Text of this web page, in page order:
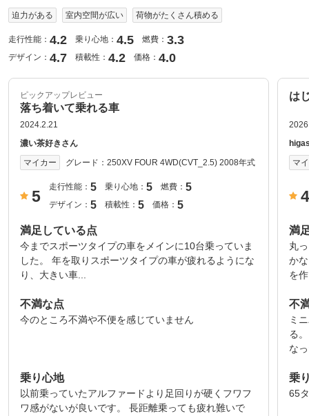
迫力がある 室内空間が広い 荷物がたくさん積める
走行性能： 4.2 乗り心地： 4.5 燃費： 3.3
デザイン： 4.7 積載性： 4.2 価格： 4.0
ピックアップレビュー
落ち着いて乗れる車
2024.2.21
濃い茶好きさん
マイカー
グレード： 250XV FOUR 4WD(CVT_2.5) 2008年式
5
走行性能： 5 乗り心地： 5 燃費： 5
デザイン： 5 積載性： 5 価格： 5
満足している点
今までスポーツタイプの車をメインに10台乗っていま
した。 年を取りスポーツタイプの車が疲れるようにな
り、大きい車...
不満な点
今のところ不満や不便を感じていません
乗り心地
以前乗っていたアルファードより足回りが硬くフワフ
ワ感がないが良いです。 長距離乗っても疲れ難いで
は
マ
満
丸
か
を
不
ミ
る
な
乗
65